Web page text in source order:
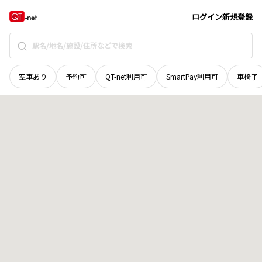
ログイン新規登録
空車あり 予約可 QT-net利用可 SmartPay利用可 車椅子
北海道